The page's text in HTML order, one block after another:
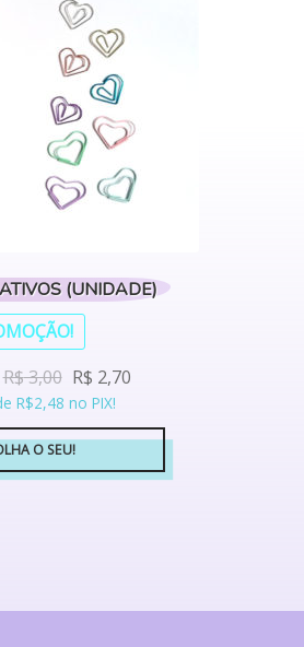
podem
escolhidas
página
produto
(UNIDADE)
R$3,00 R$ 2,70
R$2,48 no PIX!
O SEU!
Este
As